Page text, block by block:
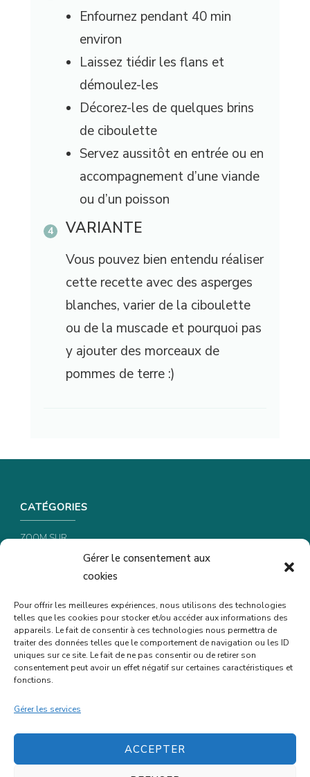
Gérer le consentement aux
cookies
Pour offrir les meilleures expériences, nous utilisons des technologies
telles que les cookies pour stocker et/ou accéder aux informations des
appareils. Le fait de consentir à ces technologies nous permettra de
traiter des données telles que le comportement de navigation ou les ID
uniques sur ce site. Le fait de ne pas consentir ou de retirer son
consentement peut avoir un effet négatif sur certaines caractéristiques et
fonctions.
Gérer les services
ACCEPTER
Enfournez pendant 40 min
environ
Laissez tiédir les flans et
démoulez-les
Décorez-les de quelques brins
de ciboulette
Servez aussitôt en entrée ou en
accompagnement d’une viande
ou d’un poisson
VARIANTE
Vous pouvez bien entendu réaliser
cette recette avec des asperges
blanches, varier de la ciboulette
ou de la muscade et pourquoi pas
y ajouter des morceaux de
pommes de terre :)
CATÉGORIES
ZOOM SUR …
CONSEILS & ASTUCES
INFORMATIONS & CONFIDENTIALITÉ
POLITIQUE DE CONFIDENTIALITÉ
POLITIQUE DE COOKIES (UE)
MENTIONS LÉGALES
© Copyright Karine Belmer-Marellec | Tous droits